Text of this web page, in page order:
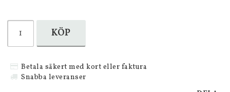
KÖP
Betala säkert med kort eller faktura
Snabba leveranser